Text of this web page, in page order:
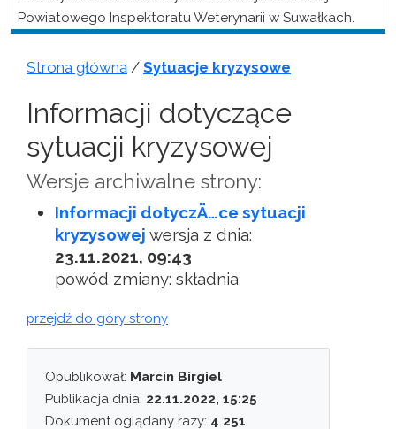
Powiatowego Inspektoratu Weterynarii w Suwałkach.
Strona główna / Sytuacje kryzysowe
Informacji dotyczące
sytuacji kryzysowej
Wersje archiwalne strony:
Informacji dotyczÄ…ce sytuacji
kryzysowej wersja z dnia:
23.11.2021, 09:43
powód zmiany: składnia
przejdź do góry strony
Opublikował: Marcin Birgiel
Publikacja dnia: 22.11.2022, 15:25
Dokument oglądany razy: 4 251